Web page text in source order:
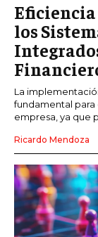
Eficiencia
los
La
fundamental
empresa, ya que
Ricardo Mendoza